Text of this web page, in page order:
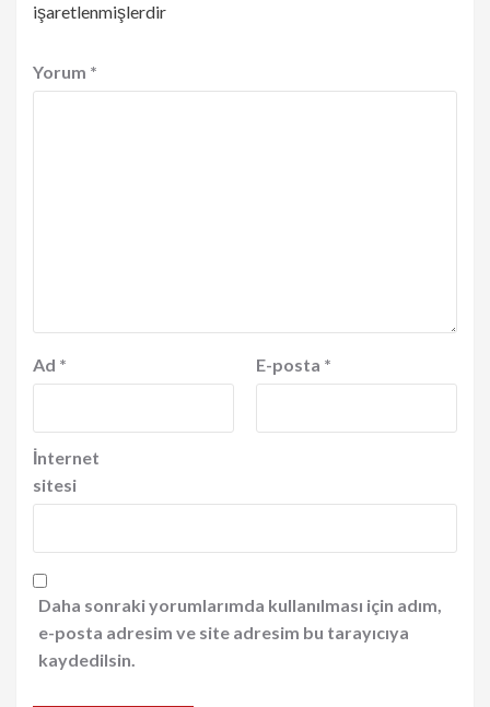
işaretlenmişlerdir
Yorum *
Ad * E-posta *
İnternet
sitesi
Daha sonraki yorumlarımda kullanılması için adım,
e-posta adresim ve site adresim bu tarayıcıya
kaydedilsin.